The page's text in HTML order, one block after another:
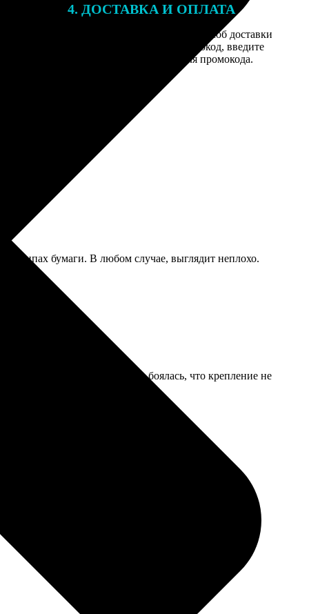
После
на email с
заказ
для
4. ДОСТАВКА И ОПЛАТА
Введите адрес и выберите способ доставки
заказа. Если у вас есть промокод, введите
его в специальное поле для промокода.
типах бумаги. В любом случае, выглядит неплохо.
Вешать было страшновато, боялась, что крепление не
оперативно ответили на все вопросы. Получила